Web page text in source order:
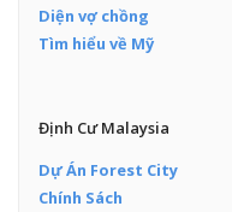
Diện vợ chồng
Tìm hiểu về Mỹ
Định Cư Malaysia
Dự Án Forest City
Chính Sách